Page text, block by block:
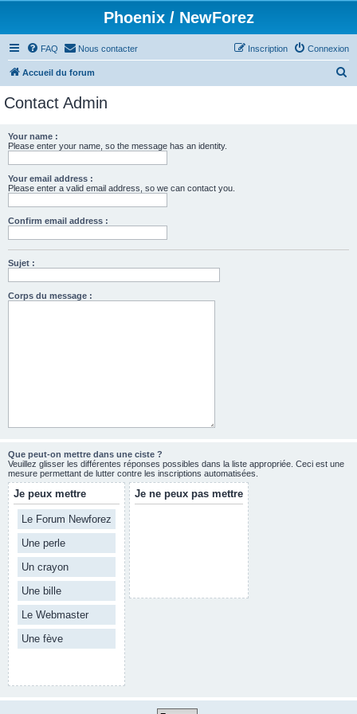
Phoenix / NewForez
FAQ Nous contacter Connexion
Inscription
Accueil du forum
Contact Admin
Your name :
Please enter your name, so the message has an identity.
Your email address :
Please enter a valid email address, so we can contact you.
Confirm email address :
Sujet :
Corps du message :
Que peut-on mettre dans une ciste ?
Veuillez glisser les différentes réponses possibles dans la liste appropriée. Ceci est une
mesure permettant de lutter contre les inscriptions automatisées.
Je peux mettre
Le Forum Newforez
Une perle
Un crayon
Une bille
Le Webmaster
Une fève
Je ne peux pas mettre